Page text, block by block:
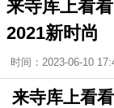
来寺库上看
2021新时尚
时间：2023-06-10
来寺库上看